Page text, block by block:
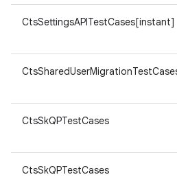
CtsSettingsAPITestCases[instant]
CtsSkQPTestCases
CtsSkQPTestCases